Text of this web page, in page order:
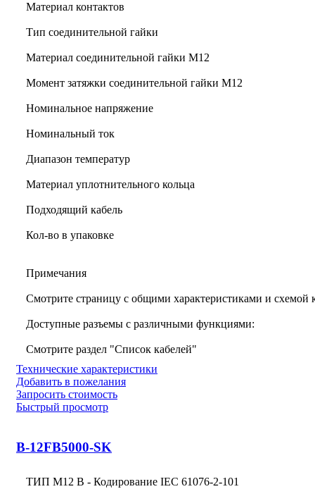
Материал контактов
Тип соединительной гайки
Материал соединительной гайки M12
Момент затяжки соединительной гайки M12
Номинальное напряжение
Номинальный ток
Диапазон температур
Материал уплотнительного кольца
Подходящий кабель
Кол-во в упаковке
Примечания
Смотрите страницу с общими характеристиками и схемой
Доступные разъемы с различными функциями:
Смотрите раздел "Список кабелей"
Технические характеристики
Добавить в пожелания
Запросить стоимость
Быстрый просмотр
B-12FB5000-SK
ТИП M12 B - Кодирование IEC 61076-2-101